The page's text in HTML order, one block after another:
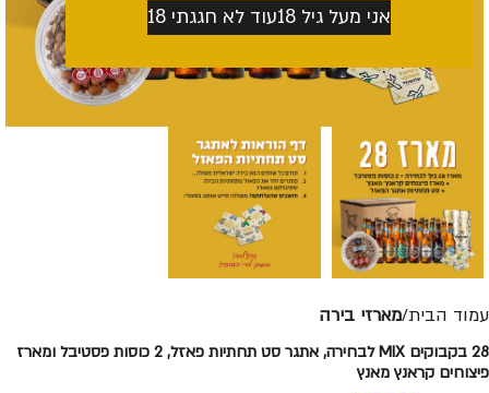
אני מעל גיל 18 עוד לא חגגתי 18
עמוד הבית מארזי בירה
28 בקבוקים MIX לבחירה, אתגר סט תחתיות פאזל, 2 כוסות פסטיבל ומארז
פיצוחים קראנץ מאנץ